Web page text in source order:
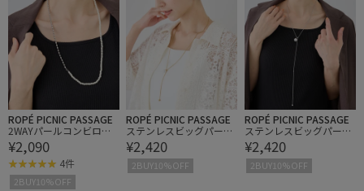
ROPÉ PICNIC PASSAGE
2WAYパールコンビロン
グネックレス
¥2,090
4件
2BUY10%OFF
ROPÉ PICNIC PASSAGE
ステンレスビッグパール
スライドY字ネックレス
¥2,420
2BUY10%OFF
ROPÉ PICNIC PASSAGE
ステンレスビッグパール
スライドY字ネックレス
¥2,420
2BUY10%OFF